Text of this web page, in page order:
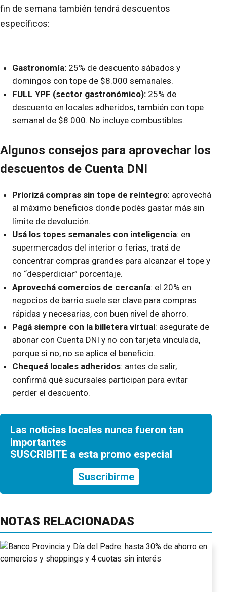
fin de semana también tendrá descuentos
específicos:
Gastronomía: 25% de descuento sábados y
domingos con tope de $8.000 semanales.
FULL YPF (sector gastronómico): 25% de
descuento en locales adheridos, también con tope
semanal de $8.000. No incluye combustibles.
Algunos consejos para aprovechar los
descuentos de Cuenta DNI
Priorizá compras sin tope de reintegro: aprovechá
al máximo beneficios donde podés gastar más sin
límite de devolución.
Usá los topes semanales con inteligencia: en
supermercados del interior o ferias, tratá de
concentrar compras grandes para alcanzar el tope y
no “desperdiciar” porcentaje.
Aprovechá comercios de cercanía: el 20% en
negocios de barrio suele ser clave para compras
rápidas y necesarias, con buen nivel de ahorro.
Pagá siempre con la billetera virtual: asegurate de
abonar con Cuenta DNI y no con tarjeta vinculada,
porque si no, no se aplica el beneficio.
Chequeá locales adheridos: antes de salir,
confirmá qué sucursales participan para evitar
perder el descuento.
Las noticias locales nunca fueron tan
importantes
SUSCRIBITE a esta promo especial
Suscribirme
NOTAS RELACIONADAS